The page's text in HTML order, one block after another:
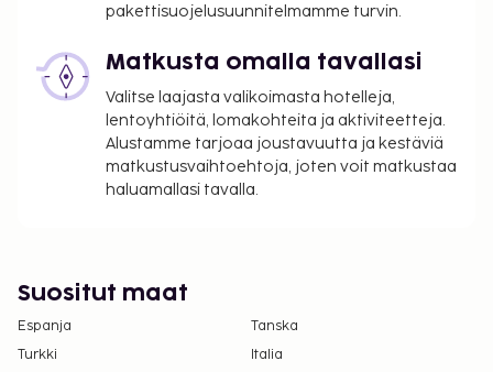
pakettisuojelusuunnitelmamme turvin.
Matkusta omalla tavallasi
Valitse laajasta valikoimasta hotelleja,
lentoyhtiöitä, lomakohteita ja aktiviteetteja.
Alustamme tarjoaa joustavuutta ja kestäviä
matkustusvaihtoehtoja, joten voit matkustaa
haluamallasi tavalla.
Suositut maat
Espanja
Tanska
Turkki
Italia